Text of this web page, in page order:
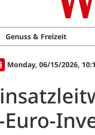
Genuss & Freizeit
Monday, 06/15/2026,
Euro-